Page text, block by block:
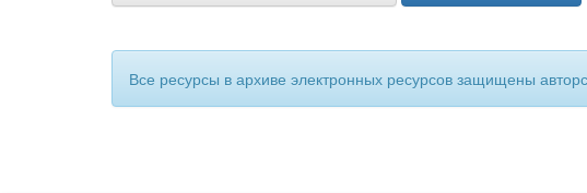
Все ресурсы в архиве электронных ресурсов защищены